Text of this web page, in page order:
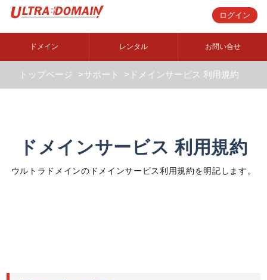
ログイン
ドメイン レンタル お問い合せ
トップページ サポート ドメインサービス 利用規約
ドメインサービス 利用規約
ウルトラドメインのドメインサービス利用規約を明記します。